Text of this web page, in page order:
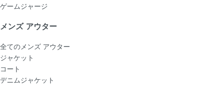
ゲームジャージ
メンズ アウター
全てのメンズ アウター
ジャケット
コート
デニムジャケット